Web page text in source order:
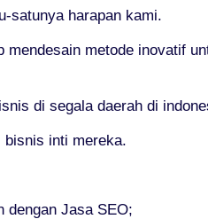
satunya harapan kami.
metode inovatif
di segala daerah di
bisnis inti mereka.
dengan Jasa SEO;